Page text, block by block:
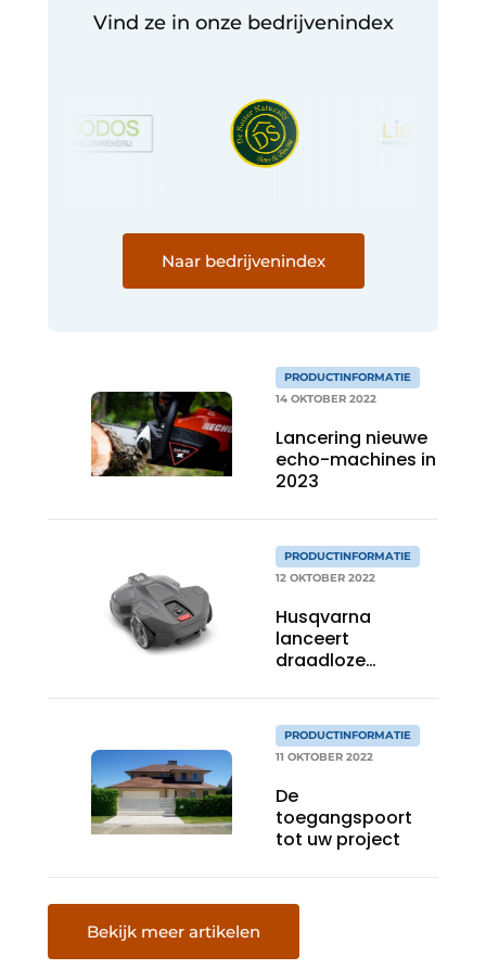
Vind ze in onze bedrijvenindex
Naar bedrijvenindex
PRODUCTINFORMATIE
14 OKTOBER 2022
Lancering nieuwe
echo-machines in
2023
PRODUCTINFORMATIE
12 OKTOBER 2022
Husqvarna
lanceert
draadloze
privétuinen
PRODUCTINFORMATIE
11 OKTOBER 2022
De
toegangspoort
tot uw project
Bekijk meer artikelen